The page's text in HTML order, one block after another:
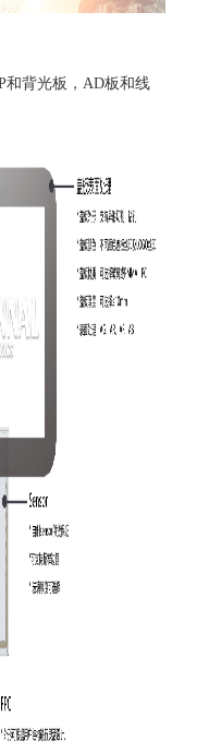
和背光板，AD板和线